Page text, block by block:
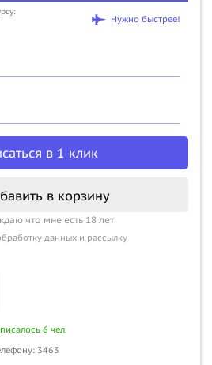
Нужно быстрее!
в 1 клик
в корзину
что мне есть 18 лет
данных и рассылку
6 чел.
3463